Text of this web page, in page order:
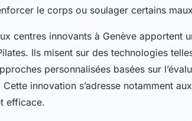
le corps ou soulager certains
centres innovants à Genève apportent
Ils misent sur des technologies
personnalisées basées sur
innovation s’adresse notamment
efficace.